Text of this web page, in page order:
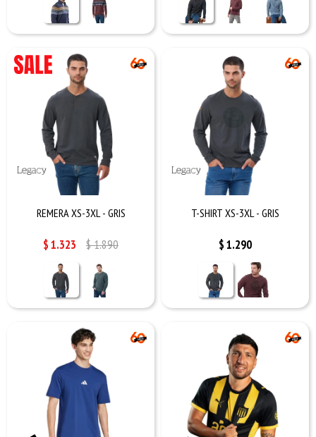
REMERA XS-3XL - GRIS
$1.323 $1.890
T-SHIRT XS-3XL - GRIS
$1.290